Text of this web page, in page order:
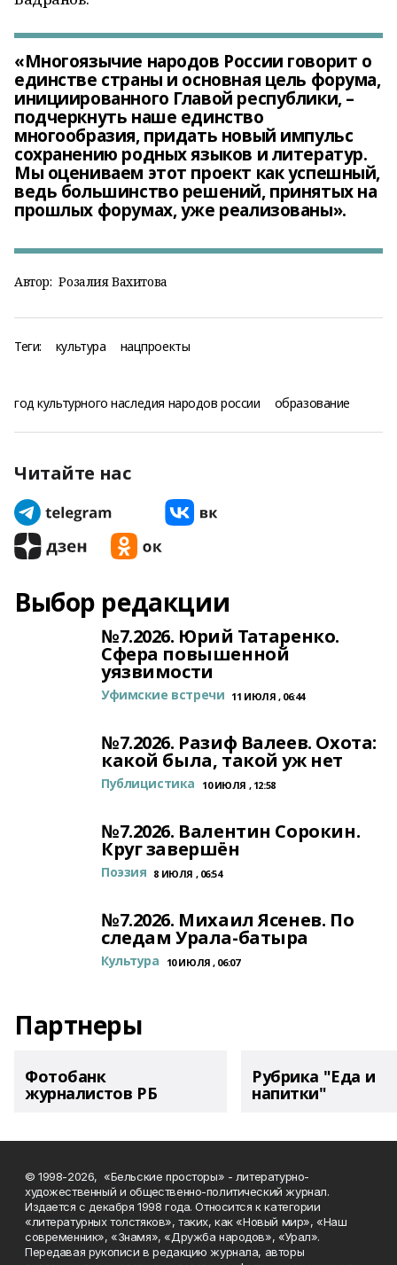
«Многоязычие народов России говорит о
единстве страны и основная цель форума,
инициированного Главой республики, –
подчеркнуть наше единство
многообразия, придать новый импульс
сохранению родных языков и литератур.
Мы оцениваем этот проект как успешный,
ведь большинство решений, принятых на
прошлых форумах, уже реализованы».
Автор: Розалия Вахитова
Теги: культура нацпроекты
год культурного наследия народов россии образование
Читайте нас
Выбор редакции
№7.2026. Юрий Татаренко.
Сфера повышенной
уязвимости
Уфимские встречи 11 ИЮЛЯ , 06:44
№7.2026. Разиф Валеев. Охота:
какой была, такой уж нет
Публицистика 10 ИЮЛЯ , 12:58
№7.2026. Валентин Сорокин.
Круг завершён
Поэзия 8 ИЮЛЯ , 06:54
№7.2026. Михаил Ясенев. По
следам Урала-батыра
Культура 10 ИЮЛЯ , 06:07
Партнеры
Фотобанк
журналистов РБ
Рубрика "Еда и
напитки"
© 1998-2026, «Бельские просторы» - литературно-
художественный и общественно-политический журнал.
Издается с декабря 1998 года. Относится к категории
«литературных толстяков», таких, как «Новый мир», «Наш
современник», «Знамя», «Дружба народов», «Урал».
Передавая рукописи в редакцию журнала, авторы